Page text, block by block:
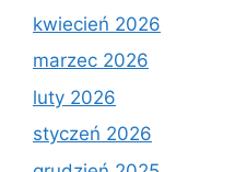
kwiecień 2026
marzec 2026
luty 2026
styczeń 2026